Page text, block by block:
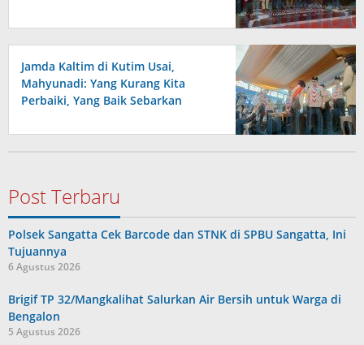
Jamda Kaltim di Kutim Usai,
Mahyunadi: Yang Kurang Kita
Perbaiki, Yang Baik Sebarkan
Post Terbaru
Polsek Sangatta Cek Barcode dan STNK di SPBU Sangatta, Ini
Tujuannya
6 Agustus 2026
Brigif TP 32/Mangkalihat Salurkan Air Bersih untuk Warga di
Bengalon
5 Agustus 2026